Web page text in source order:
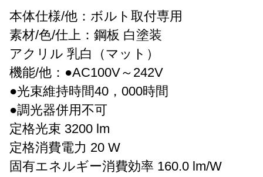
本体仕様/他：ボルト取付専用
素材/色/仕上：鋼板 白塗装
アクリル 乳白（マット）
機能/他：●AC100V～242V
●光束維持時間40，000時間
●調光器併用不可
定格光束 3200 lm
定格消費電力 20 W
固有エネルギー消費効率 160.0 lm/W